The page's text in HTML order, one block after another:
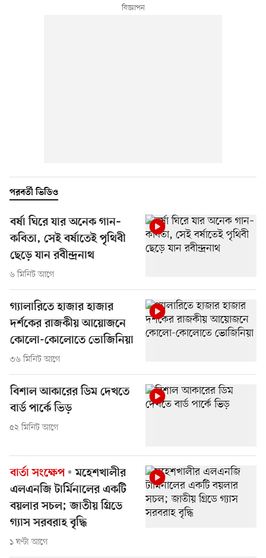
পরবর্তী ভিডিও
বর্ষা ঘিরে যার অনেক গান–
কবিতা, সেই বর্ষাতেই পৃথিবী
ছেড়ে যান রবীন্দ্রনাথ
৬ মিনিট আগে
গ্যালারিতে হাজার হাজার
দর্শকের রাজকীয় আয়োজনে
কোলো-কোলোতে ভোজিনিয়া
৩৬ মিনিট আগে
বিশাল আকারের ডিম দেখতে
বার্ড পার্কে ভিড়
৫২ মিনিট আগে
বার্তা সংক্ষেপ
মহেশখালীর
এলএনজি টার্মিনালের একটি
বয়লার সচল; জাতীয় গ্রিডে
গ্যাস সরবরাহ বৃদ্ধি
১ ঘণ্টা আগে